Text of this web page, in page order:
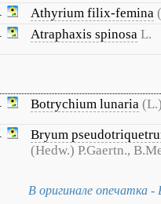
Athyrium filix-femina
Atraphaxis spinosa L.
Botrychium lunaria
Bryum
(Hedw.) P.Gaertn.,
В оригинале опечатка -